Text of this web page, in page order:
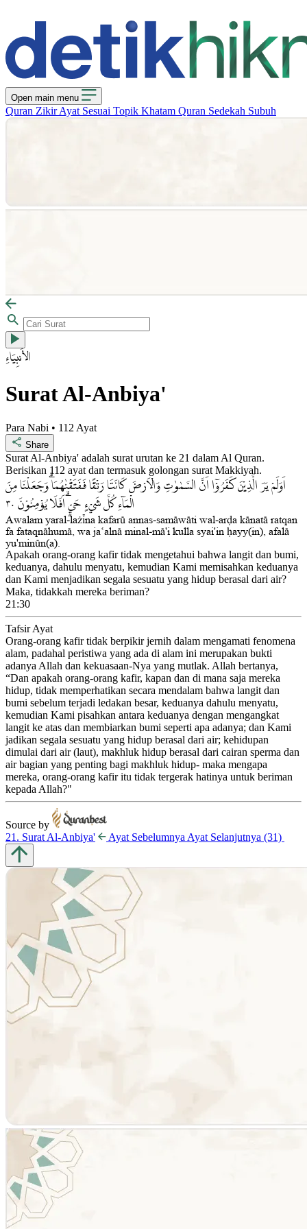
Open main menu
Quran ZikirAyat Sesuai Topik Khatam Quran Sedekah Subuh
الأَنبِيَاءِ
Surat Al-Anbiya'
Para Nabi • 112 Ayat
Share
Surat Al-Anbiya' adalah surat urutan ke 21 dalam Al Quran.
Berisikan 112 ayat dan termasuk golongan surat Makkiyah.
اَوَلَمْ يَرَ الَّذِيْنَ كَفَرُوْٓا اَنَّ السَّمٰوٰتِ وَالْاَرْضَ كَانَتَا رَتْقًا فَفَتَقْنٰهُمَاۗ وَجَعَلْنَا مِنَ
الْمَاۤءِ كُلَّ شَيْءٍ حَيٍّۗ اَفَلَا يُؤْمِنُوْنَ ٣٠
Awalam yaral-la©³na kafarµ annas-sam±w±ti wal-ar«a k±nat± ratqan
fa fataqn±hum±, wa ja‘aln± minal-m±'i kulla syai'in ¥ayy(in), afal±
yu'minµn(a).
Apakah orang-orang kafir tidak mengetahui bahwa langit dan bumi,
keduanya, dahulu menyatu, kemudian Kami memisahkan keduanya
dan Kami menjadikan segala sesuatu yang hidup berasal dari air?
Maka, tidakkah mereka beriman?
21:30
Tafsir Ayat
Orang-orang kafir tidak berpikir jernih dalam mengamati fenomena
alam, padahal peristiwa yang ada di alam ini merupakan bukti
adanya Allah dan kekuasaan-Nya yang mutlak. Allah bertanya,
“Dan apakah orang-orang kafir, kapan dan di mana saja mereka
hidup, tidak memperhatikan secara mendalam bahwa langit dan
bumi sebelum terjadi ledakan besar, keduanya dahulu menyatu,
kemudian Kami pisahkan antara keduanya dengan mengangkat
langit ke atas dan membiarkan bumi seperti apa adanya; dan Kami
jadikan segala sesuatu yang hidup berasal dari air; kehidupan
dimulai dari air (laut), makhluk hidup berasal dari cairan sperma dan
air bagian yang penting bagi makhluk hidup- maka mengapa
mereka, orang-orang kafir itu tidak tergerak hatinya untuk beriman
kepada Allah?"
Source by
21. Surat Al-Anbiya'
Ayat Sebelumnya Ayat Selanjutnya (31)